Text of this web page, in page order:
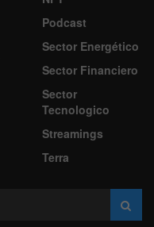
Podcast
Sector Energético
Sector Financiero
Sector
Tecnologico
Streamings
Terra